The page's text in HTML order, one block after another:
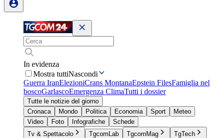
In evidenza
Mostra tuttiNascondi
Guerra IranElezioniCrans MontanaEpstein FilesFamiglia nel
boscoGarlascoEmergenza ClimaTutti i dossier
Tutte le notizie del giorno
Cronaca
Mondo Politica Economia Sport
Meteo
Video
Foto Infografiche
Schede
Tv & Spettacolo
TgcomLab TgcomMag
TgTech